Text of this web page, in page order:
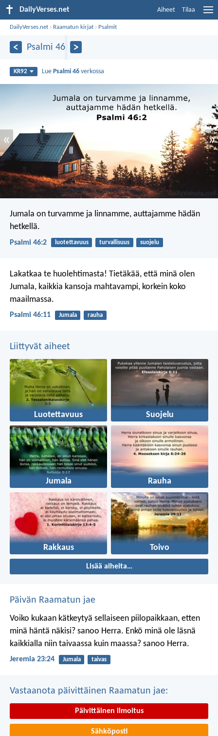
DailyVerses.net Aiheet Tilaa
DailyVerses.net › Raamatun kirjat › Psalmit
Psalmi 46
KR92 Lue Psalmi 46 verkossa
« »
Jumala on turvamme ja linnamme, auttajamme hädän
hetkellä.
Psalmi 46:2 luotettavuus turvallisuus suojelu
Lakatkaa te huolehtimasta! Tietäkää, että minä olen
Jumala, kaikkia kansoja mahtavampi, korkein koko
maailmassa.
Psalmi 46:11 Jumala rauha
Liittyvät aiheet
Luotettavuus Suojelu
Jumala Rauha
Rakkaus Toivo
Lisää aiheita…
Päivän Raamatun jae
Voiko kukaan kätkeytyä sellaiseen piilopaikkaan, etten
minä häntä näkisi? sanoo Herra. Enkö minä ole läsnä
kaikkialla niin taivaassa kuin maassa? sanoo Herra.
Jeremia 23:24 Jumala taivas
Vastaanota päivittäinen Raamatun jae:
Päivittäinen ilmoitus
Sähköposti